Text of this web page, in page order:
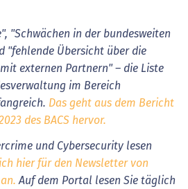
"Schwächen in der bundesweiten
"fehlende Übersicht über die
externen Partnern" – die Liste
im Bereich
Das geht aus dem Bericht
des BACS hervor.
und Cybersecurity lesen
hier für den Newsletter von
Auf dem Portal lesen Sie täglich